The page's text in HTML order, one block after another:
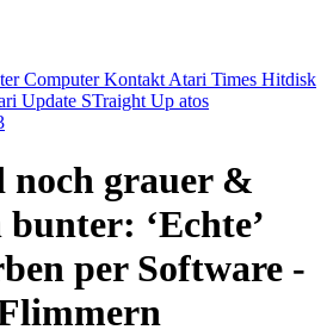
Computer Kontakt Atari Times Hitdisk
Update STraight Up atos
noch grauer &
‘Echte’
per Software -